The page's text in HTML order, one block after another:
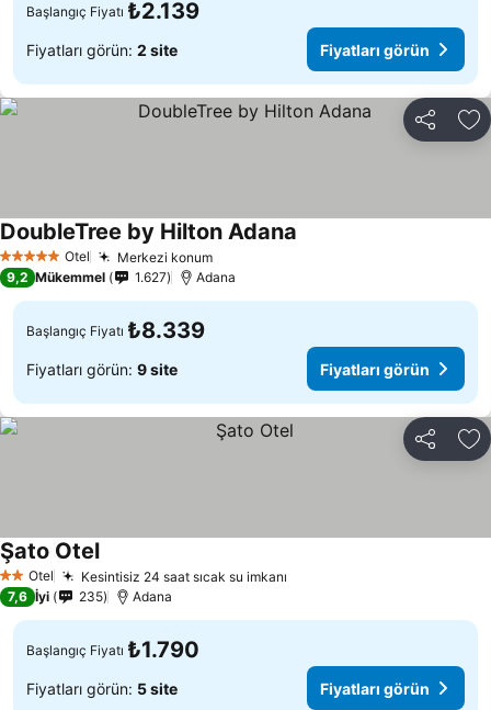
Başlangıç Fiyatı ₺2.139
Fiyatları görün: 2 site Fiyatları görün
Paylaş
5 Yıldız Otel Merkezi konumFiyatları görün
DoubleTree by Hilton Adana
9,2 Mükemmel 1.627 Adana
Başlangıç Fiyatı ₺8.339
Fiyatları görün: 9 site Fiyatları görün
Paylaş
2 Yıldız
Otel Kesintisiz 24 saat sıcak su imkanı
Şato OtelFiyatları görün
7,6 İyi 235 Adana
Başlangıç Fiyatı ₺1.790
Fiyatları görün: 5 site Fiyatları görün